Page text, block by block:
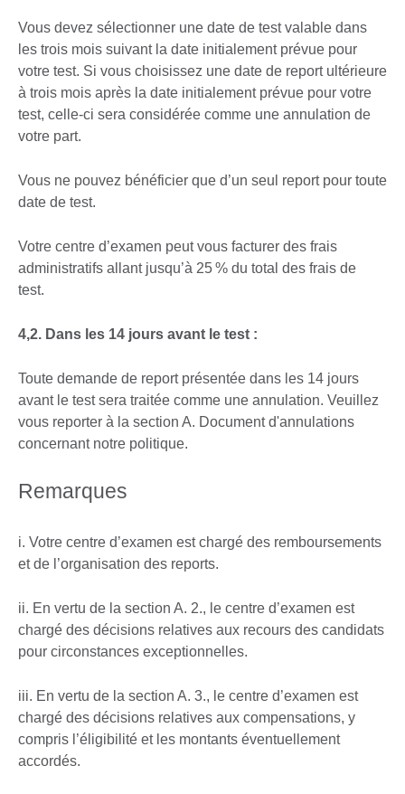
Vous devez sélectionner une date de test valable dans
les trois mois suivant la date initialement prévue pour
votre test. Si vous choisissez une date de report ultérieure
à trois mois après la date initialement prévue pour votre
test, celle-ci sera considérée comme une annulation de
votre part.
Vous ne pouvez bénéficier que d’un seul report pour toute
date de test.
Votre centre d’examen peut vous facturer des frais
administratifs allant jusqu’à 25 % du total des frais de
test.
4,2. Dans les 14 jours avant le test :
Toute demande de report présentée dans les 14 jours
avant le test sera traitée comme une annulation. Veuillez
vous reporter à la section A. Document d'annulations
concernant notre politique.
Remarques
i. Votre centre d’examen est chargé des remboursements
et de l’organisation des reports.
ii. En vertu de la section A. 2., le centre d’examen est
chargé des décisions relatives aux recours des candidats
pour circonstances exceptionnelles.
iii. En vertu de la section A. 3., le centre d’examen est
chargé des décisions relatives aux compensations, y
compris l’éligibilité et les montants éventuellement
accordés.